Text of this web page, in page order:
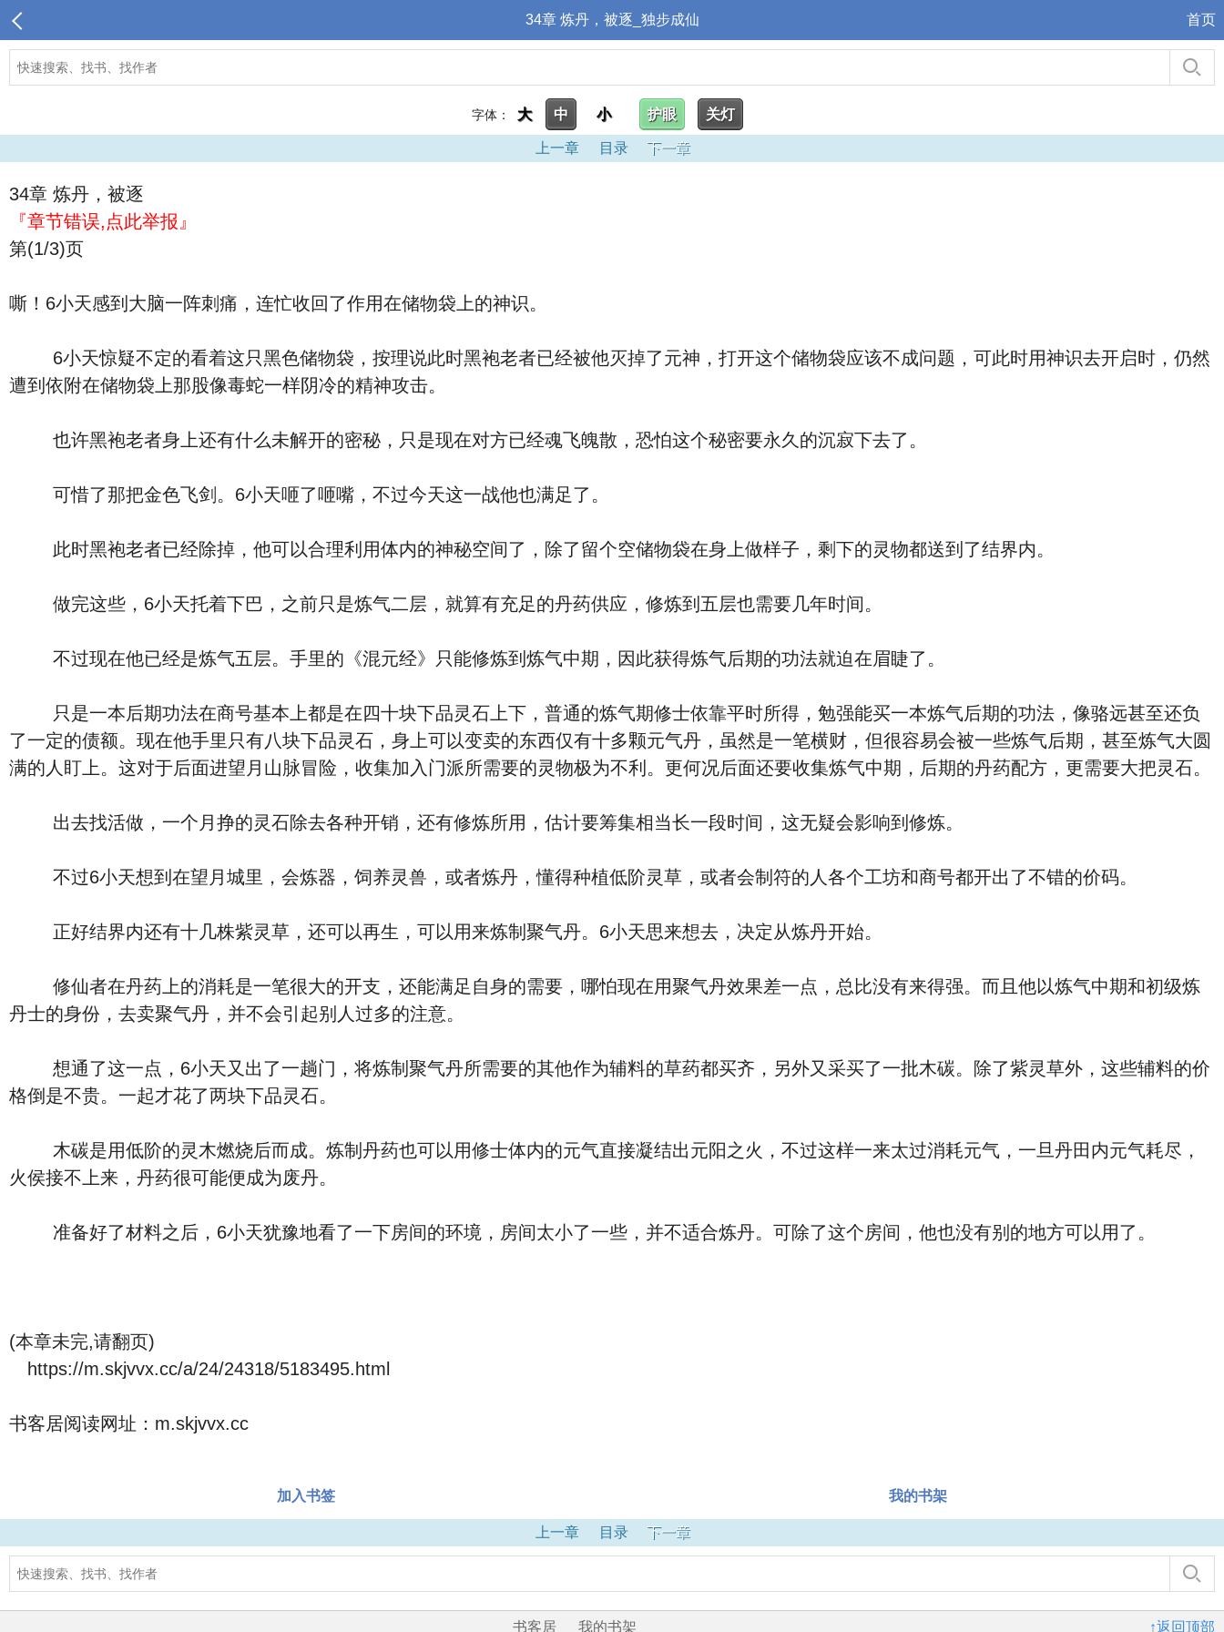
34章 炼丹，被逐_独步成仙 首页
字体： 大 中 小 护眼 关灯
上一章 目录 下一章
34章 炼丹，被逐
『章节错误,点此举报』
第(1/3)页
嘶！6小天感到大脑一阵刺痛，连忙收回了作用在储物袋上的神识。
6小天惊疑不定的看着这只黑色储物袋，按理说此时黑袍老者已经被他灭掉了元神，打开这个储物袋应该不成问题，可此时用神识去开启时，仍然
遭到依附在储物袋上那股像毒蛇一样阴冷的精神攻击。
也许黑袍老者身上还有什么未解开的密秘，只是现在对方已经魂飞魄散，恐怕这个秘密要永久的沉寂下去了。
可惜了那把金色飞剑。6小天咂了咂嘴，不过今天这一战他也满足了。
此时黑袍老者已经除掉，他可以合理利用体内的神秘空间了，除了留个空储物袋在身上做样子，剩下的灵物都送到了结界内。
做完这些，6小天托着下巴，之前只是炼气二层，就算有充足的丹药供应，修炼到五层也需要几年时间。
不过现在他已经是炼气五层。手里的《混元经》只能修炼到炼气中期，因此获得炼气后期的功法就迫在眉睫了。
只是一本后期功法在商号基本上都是在四十块下品灵石上下，普通的炼气期修士依靠平时所得，勉强能买一本炼气后期的功法，像骆远甚至还负
了一定的债额。现在他手里只有八块下品灵石，身上可以变卖的东西仅有十多颗元气丹，虽然是一笔横财，但很容易会被一些炼气后期，甚至炼气大圆
满的人盯上。这对于后面进望月山脉冒险，收集加入门派所需要的灵物极为不利。更何况后面还要收集炼气中期，后期的丹药配方，更需要大把灵石。
出去找活做，一个月挣的灵石除去各种开销，还有修炼所用，估计要筹集相当长一段时间，这无疑会影响到修炼。
不过6小天想到在望月城里，会炼器，饲养灵兽，或者炼丹，懂得种植低阶灵草，或者会制符的人各个工坊和商号都开出了不错的价码。
正好结界内还有十几株紫灵草，还可以再生，可以用来炼制聚气丹。6小天思来想去，决定从炼丹开始。
修仙者在丹药上的消耗是一笔很大的开支，还能满足自身的需要，哪怕现在用聚气丹效果差一点，总比没有来得强。而且他以炼气中期和初级炼
丹士的身份，去卖聚气丹，并不会引起别人过多的注意。
想通了这一点，6小天又出了一趟门，将炼制聚气丹所需要的其他作为辅料的草药都买齐，另外又采买了一批木碳。除了紫灵草外，这些辅料的价
格倒是不贵。一起才花了两块下品灵石。
木碳是用低阶的灵木燃烧后而成。炼制丹药也可以用修士体内的元气直接凝结出元阳之火，不过这样一来太过消耗元气，一旦丹田内元气耗尽，
火侯接不上来，丹药很可能便成为废丹。
准备好了材料之后，6小天犹豫地看了一下房间的环境，房间太小了一些，并不适合炼丹。可除了这个房间，他也没有别的地方可以用了。
(本章未完,请翻页)
https://m.skjvvx.cc/a/24/24318/5183495.html
书客居阅读网址：m.skjvvx.cc
加入书签 我的书架
上一章 目录 下一章
↑返回顶部
书客居 我的书架